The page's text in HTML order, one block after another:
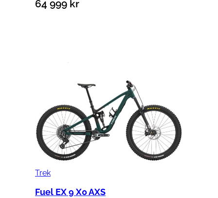
64 999 kr
Trek
Fuel EX 9 X0 AXS